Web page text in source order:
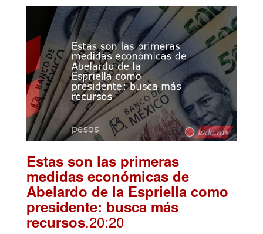
Estas son las primeras
medidas económicas de
Abelardo de la Espriella como
presidente: busca más
recursos.20:20